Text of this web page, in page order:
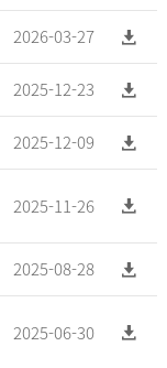
2026-03-27
2025-12-23
2025-12-09
2025-11-26
2025-08-28
2025-06-30